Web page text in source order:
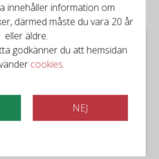
Spanien
innehåller information om
därmed måste du vara 20 år
eller äldre.
godkänner du att hemsidan
cookies.
NEJ